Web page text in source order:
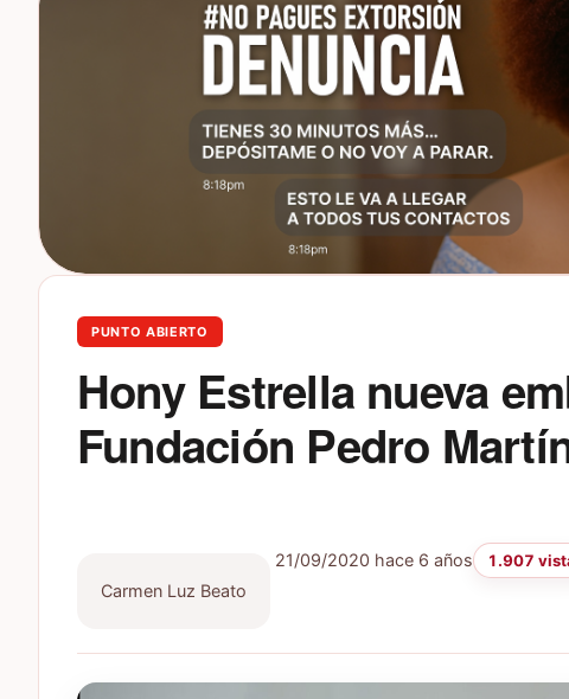
PUNTO ABIERTO
Hony Estrella nueva
Fundación Pedro
Carmen Luz Beato
21/09/2020 hace 6 años 1.907